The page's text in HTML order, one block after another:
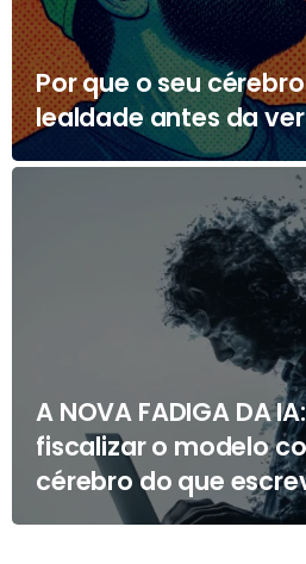
Por que o seu
lealdade antes da
A NOVA FADIGA DA
fiscalizar o modelo
cérebro do que